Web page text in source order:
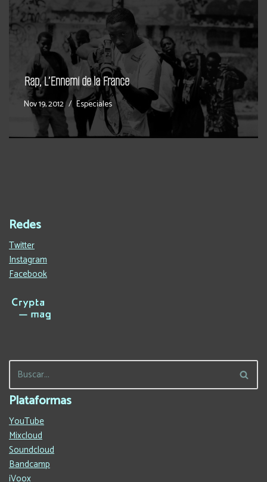
Rap, L’Ennemi de la France
Nov 19, 2012 Especiales
Redes
Twitter
Instagram
Facebook
Plataformas
YouTube
Mixcloud
Soundcloud
Bandcamp
iVoox